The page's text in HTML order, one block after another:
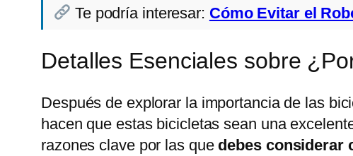
Te podría interesar: Cómo Evitar el
Detalles Esenciales sobre
Después de explorar la importancia de las
hacen que estas bicicletas sean una
razones clave por las que debes considerar